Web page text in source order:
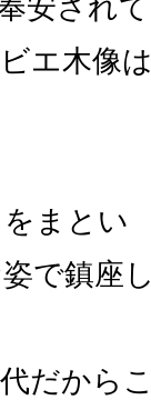
安され
エ木像
まとい
で鎮座
だから